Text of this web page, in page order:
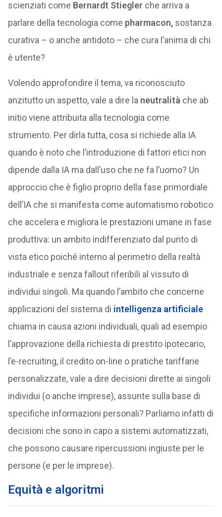
scienziati come Bernardt Stiegler che arriva a
parlare della tecnologia come pharmacon,sostanza
curativa – o anche antidoto – che cura l’anima di chi
è utente?
Volendo approfondire il tema, va riconosciuto
anzitutto un aspetto, vale a dire la neutralità che ab
initio viene attribuita alla tecnologia come
strumento. Per dirla tutta, cosa si richiede alla IA
quando è noto che l’introduzione di fattori etici non
dipende dalla IA ma dall’uso che ne fa l’uomo? Un
approccio che è figlio proprio della fase primordiale
dell’IA che si manifesta come automatismo robotico
che accelera e migliora le prestazioni umane in fase
produttiva: un ambito indifferenziato dal punto di
vista etico poiché interno al perimetro della realtà
industriale e senza fallout riferibili al vissuto di
individui singoli. Ma quando l’ambito che concerne
applicazioni del sistema di intelligenza artificiale
chiama in causa azioni individuali, quali ad esempio
l’approvazione della richiesta di prestito ipotecario,
l’e-recruiting, il credito on-line o pratiche tariffarie
personalizzate, vale a dire decisioni dirette ai singoli
individui (o anche imprese), assunte sulla base di
specifiche informazioni personali? Parliamo infatti di
decisioni che sono in capo a sistemi automatizzati,
che possono causare ripercussioni ingiuste per le
persone (e per le imprese).
Equità e algoritmi